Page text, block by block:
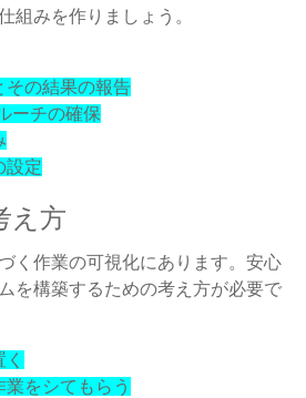
組みを作りましょう。
その結果の報告
ーチの確保
設定
え方
く作業の可視化にあります。安心
を構築するための考え方が必要で
をシてもらう